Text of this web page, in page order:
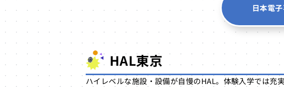
日本電
HAL東京
ハイレベルな施設・設備が自慢のHAL。体験入学では